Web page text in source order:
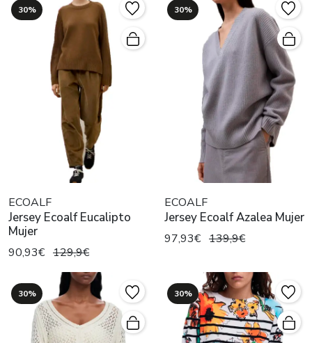
30%
ECOALF
Jersey Ecoalf Eucalipto
Mujer
90,93€ 129,9€
30%
ECOALF
Jersey Ecoalf Azalea Mujer
97,93€ 139,9€
30% 30%